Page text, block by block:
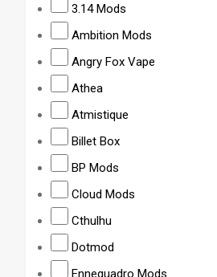
3.14 Mods
Ambition Mods
Angry Fox Vape
Athea
Atmistique
Billet Box
BP Mods
Cloud Mods
Cthulhu
Dotmod
Ennequadro Mods